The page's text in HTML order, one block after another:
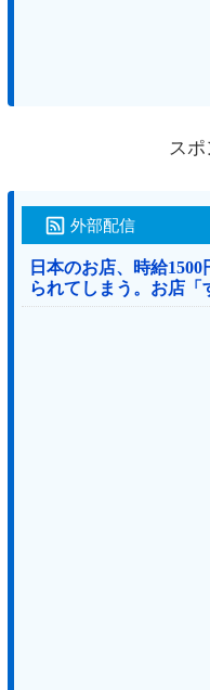
スポ
外部配信
日本のお店、時給
られてしまう。お店「